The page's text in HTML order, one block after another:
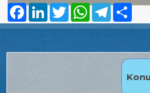
FacebookLinkedInTwitterWhatsAppTelegramShare